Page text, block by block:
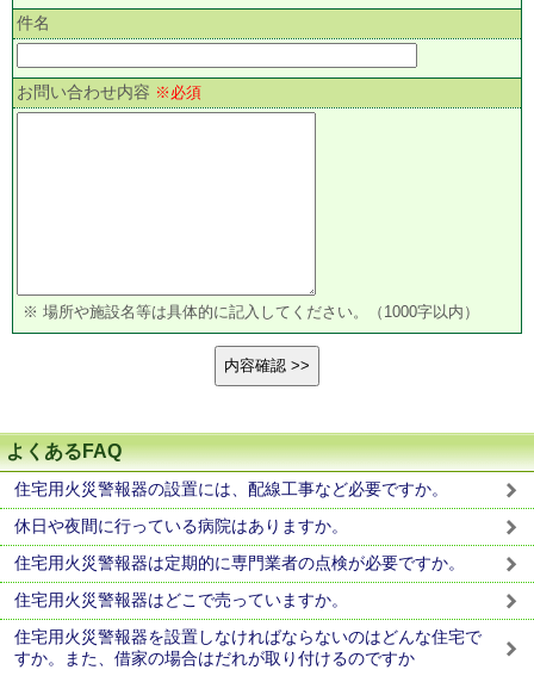
件名
お問い合わせ内容 ※必須
※ 場所や施設名等は具体的に記入してください。（1000字以内）
よくあるFAQ
住宅用火災警報器の設置には、配線工事など必要ですか。
休日や夜間に行っている病院はありますか。
住宅用火災警報器は定期的に専門業者の点検が必要ですか。
住宅用火災警報器はどこで売っていますか。
住宅用火災警報器を設置しなければならないのはどんな住宅で
すか。また、借家の場合はだれが取り付けるのですか